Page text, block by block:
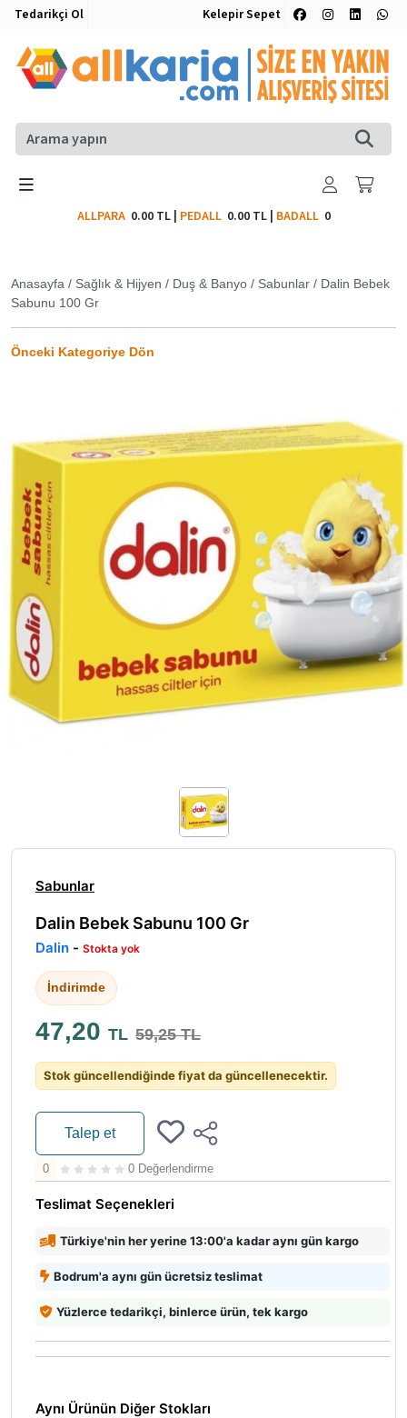
Tedarikçi Ol Kelepir Sepet
ALLPARA 0.00 TL| PEDALL 0.00 TL| BADALL0
Anasayfa / Sağlık & Hijyen / Duş & Banyo / Sabunlar / Dalin Bebek
Sabunu 100 Gr
Önceki Kategoriye Dön
Sabunlar
Dalin Bebek Sabunu 100 Gr
Dalin - Stokta yok
İndirimde
47,20 TL 59,25 TL
Stok güncellendiğinde fiyat da güncellenecektir.
Talep et
0 0 Değerlendirme
Teslimat Seçenekleri
Türkiye'nin her yerine 13:00'a kadar aynı gün kargo
Bodrum'a aynı gün ücretsiz teslimat
Yüzlerce tedarikçi, binlerce ürün, tek kargo
Aynı Ürünün Diğer Stokları